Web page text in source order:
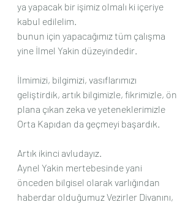
ya yapacak bir işimiz olmalı ki içeriye
kabul edilelim.
bunun için yapacağımız tüm çalışma
yine İlmel Yakin düzeyindedir.
İlmimizi, bilgimizi, vasıflarımızı
geliştirdik, artık bilgimizle, fikrimizle, ön
plana çıkan zeka ve yeteneklerimizle
Orta Kapıdan da geçmeyi başardık.
Artık ikinci avludayız.
Aynel Yakin mertebesinde yani
önceden bilgisel olarak varlığından
haberdar olduğumuz Vezirler Divanını,